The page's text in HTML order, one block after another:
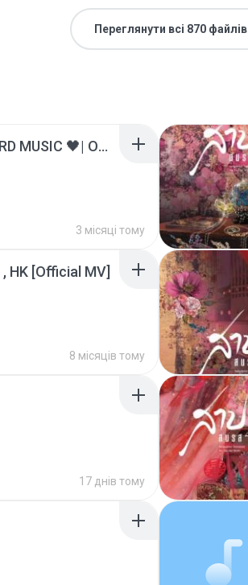
Переглянути всі 870 файлів
ไม่มีใครรู้ตัวเรา– UNHEARD MUSIC 🖤| Official Lyric Video | เพลงสู้ชีวิต
3 місяці тому
HK [Official MV]
8 місяців тому
17 днів тому